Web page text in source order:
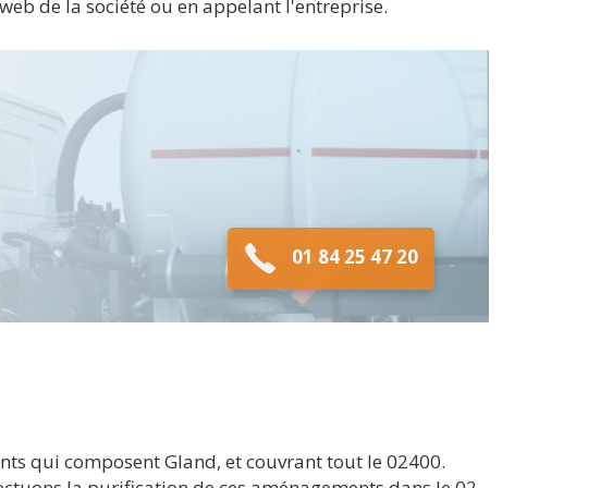
de la société ou en appelant l'entreprise.
01 84 25 47 20
qui composent Gland, et couvrant tout le 02400.